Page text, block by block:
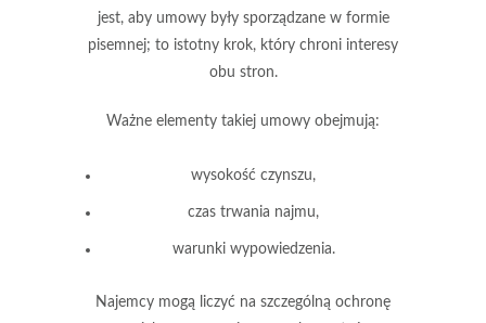
jest, aby umowy były sporządzane w formie
pisemnej; to istotny krok, który chroni interesy
obu stron.
Ważne elementy takiej umowy obejmują:
wysokość czynszu,
czas trwania najmu,
warunki wypowiedzenia.
Najemcy mogą liczyć na szczególną ochronę